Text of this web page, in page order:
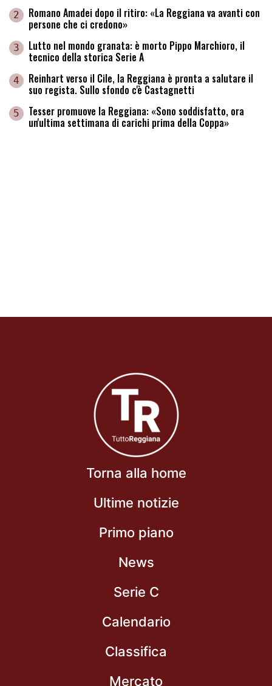
2 Romano Amadei dopo il ritiro: «La Reggiana va avanti con
persone che ci credono»
3 Lutto nel mondo granata: è morto Pippo Marchioro, il
tecnico della storica Serie A
4 Reinhart verso il Cile, la Reggiana è pronta a salutare il
suo regista. Sullo sfondo c'è Castagnetti
5 Tesser promuove la Reggiana: «Sono soddisfatto, ora
un'ultima settimana di carichi prima della Coppa»
Torna alla home
Ultime notizie
Primo piano
News
Serie C
Calendario
Classifica
Mercato